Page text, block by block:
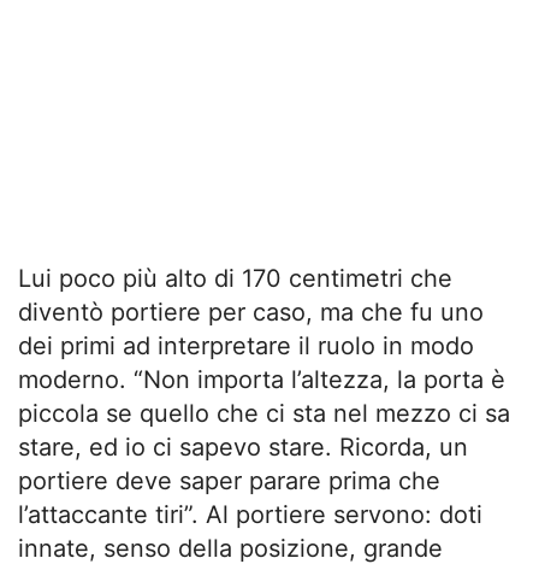
Lui poco più alto di 170 centimetri che
diventò portiere per caso, ma che fu uno
dei primi ad interpretare il ruolo in modo
moderno. “Non importa l’altezza, la porta è
piccola se quello che ci sta nel mezzo ci sa
stare, ed io ci sapevo stare. Ricorda, un
portiere deve saper parare prima che
l’attaccante tiri”. Al portiere servono: doti
innate, senso della posizione, grande